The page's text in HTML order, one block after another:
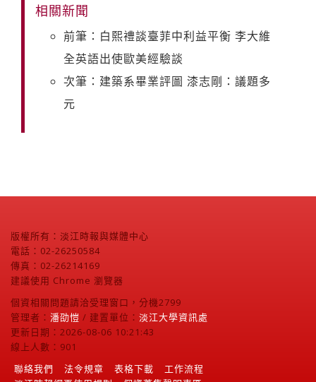
相關新聞
前筆：白熙禮談臺菲中利益平衡 李大維
全英語出使歐美經驗談
次筆：建築系畢業評圖 漆志剛：議題多
元
版權所有：淡江時報與媒體中心
電話：02-26250584
傳真：02-26214169
建議使用 Chrome 瀏覽器
個資相關問題請洽受理窗口，分機2799
管理者： 潘劭愷 / 建置單位： 淡江大學資訊處
更新日期：2026-08-06 10:21:43
線上人數：901
聯絡我們
法令規章 表格下載
工作流程